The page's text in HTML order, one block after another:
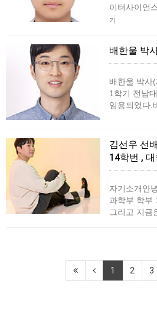
이터사이언
기
배한울 박
배한울 박사
1학기 전남
임용되었다.
김선우 선
14학번 ,
자기소개안
과학부 학부
그리고 지금
1 2 3